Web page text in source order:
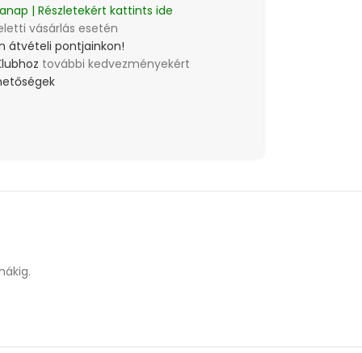
| Részletekért kattints ide
vásárlás esetén
átvételi pontjainkon!
további kedvezményekért